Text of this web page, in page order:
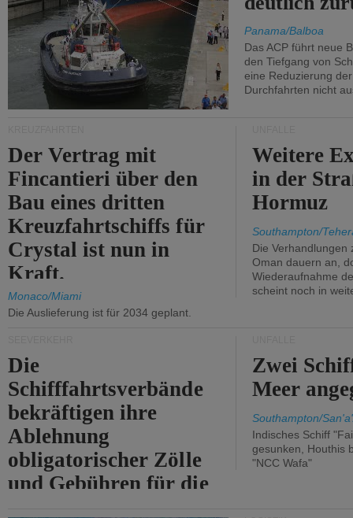
Panama/Balboa
Das ACP führt neue
den Tiefgang von
eine Reduzierung
Durchfahrten nicht
Der Vertrag mit
Fincantieri über den
Bau eines dritten
Kreuzfahrtschiffs für
Crystal ist nun in
Kraft.
Monaco/Miami
Die Auslieferung ist für 2034 geplant.
Weitere
in der
Hormuz
Southampton/
Die Verhandlungen
Oman dauern an,
Wiederaufnahme
scheint noch in
Die
Schifffahrtsverbände
bekräftigen ihre
Ablehnung
obligatorischer Zölle
und Gebühren für die
Zwei
Meer
Southampton/
Indisches Schiff
gesunken, Houthis
"NCC Wafa"